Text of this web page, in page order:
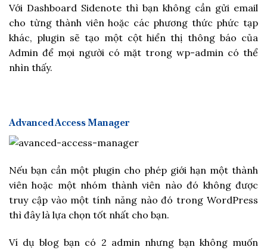
Với Dashboard Sidenote thì bạn không cần gửi email
cho từng thành viên hoặc các phương thức phức tạp
khác, plugin sẽ tạo một cột hiển thị thông báo của
Admin để mọi người có mặt trong wp-admin có thể
nhìn thấy.
Advanced Access Manager
Nếu bạn cần một plugin cho phép giới hạn một thành
viên hoặc một nhóm thành viên nào đó không được
truy cập vào một tính năng nào đó trong WordPress
thì đây là lựa chọn tốt nhất cho bạn.
Ví dụ blog bạn có 2 admin nhưng bạn không muốn